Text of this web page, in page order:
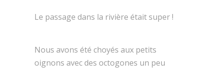
Le passage dans la rivière était super !
Nous avons été choyés aux petits
oignons avec des octogones un peu